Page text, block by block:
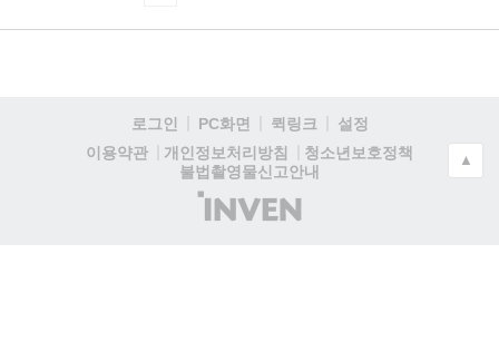
로그인 PC화면 퀵링크
설정
이용약관
개인정보처리방침
청소년보호정책
불법촬영물신고안내
(주)
인
▲